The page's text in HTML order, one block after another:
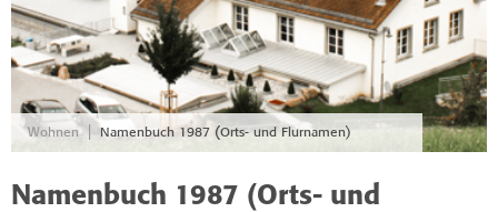
Wohnen | Namenbuch 1987 (Orts- und Flurnamen)
Namenbuch 1987 (Orts- und